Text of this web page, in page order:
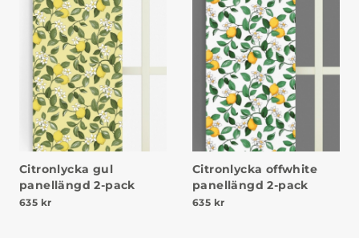
Citronlycka gul
panellängd 2-pack
635 kr
Citronlycka offwhite
panellängd 2-pack
635 kr